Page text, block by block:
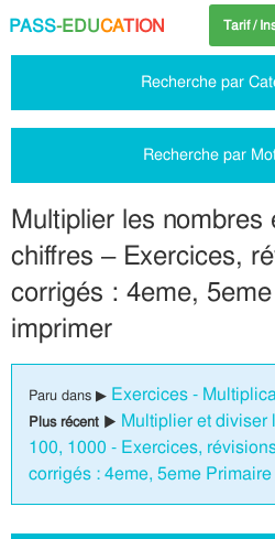
PASS-EDUCATION Tarif /
Recherche par
Recherche par
Multiplier les nombres
chiffres – Exercices,
corrigés : 4eme,
imprimer
Paru dans ▶ Exercices -
Plus récent ▶ Multiplier et diviser
100, 1000 - Exercices,
corrigés : 4eme, 5eme Primaire